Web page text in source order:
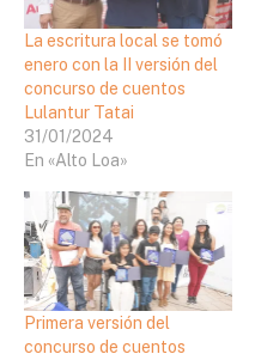
La escritura local se tomó
enero con la II versión del
concurso de cuentos
Lulantur Tatai
31/01/2024
En «Alto Loa»
Primera versión del
concurso de cuentos